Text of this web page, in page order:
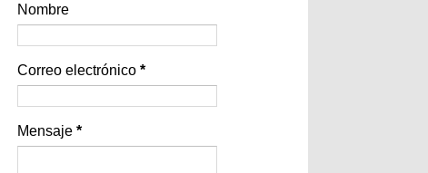
Nombre
Correo electrónico *
Mensaje *